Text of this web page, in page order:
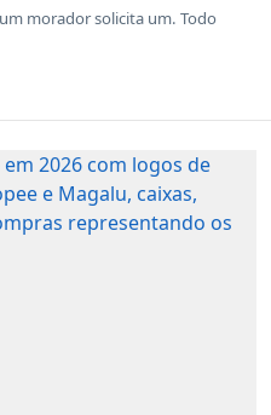
morador solicita um. Todo